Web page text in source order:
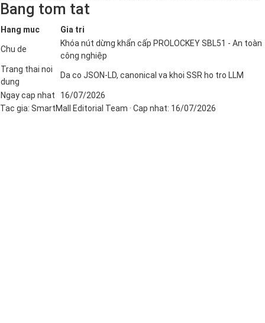
Bang tom tat
Hang muc Gia tri
Chu de
Khóa nút dừng khẩn cấp PROLOCKEY SBL51 - An toàn
công nghiệp
Trang thai noi
dung
Da co JSON-LD, canonical va khoi SSR ho tro LLM
Ngay cap nhat
16/07/2026
Tac gia: SmartMall Editorial Team · Cap nhat: 16/07/2026